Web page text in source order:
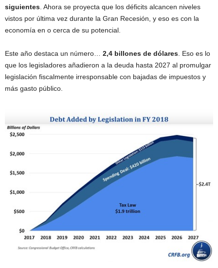
siguientes . Ahora se proyecta que los déficits alcancen niveles
vistos por última vez durante la Gran Recesión, y eso es con la
economía en o cerca de su potencial.
Este año destaca un número… 2,4 billones de dólares . Eso es lo
que los legisladores añadieron a la deuda hasta 2027 al promulgar
legislación fiscalmente irresponsable con bajadas de impuestos y
más gasto público.